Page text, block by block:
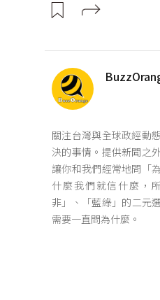
關注台灣與全球政經動
決的事情。提供新聞之
讓你和我們經常地問「
什麼我們就信什麼，
非」、「藍綠」的二元
需要一直問為什麼。